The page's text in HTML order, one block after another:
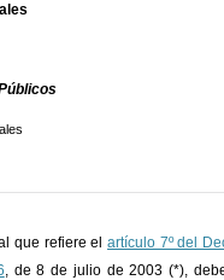
que refiere elartículo 7º del
, de 8 de julio de 2003 (*),